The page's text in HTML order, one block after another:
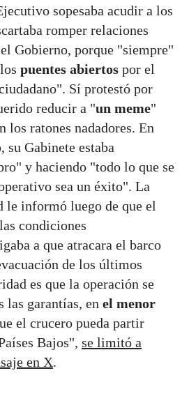
sopesaba acudir a los
romper relaciones
Gobierno, porque "siempre"
puentes abiertos por el
Sí protestó por
reducir a "un meme"
los ratones nadadores. En
Gabinete estaba
y haciendo "todo lo que se
sea un éxito". La
le informó luego de que el
condiciones
a que atracara el barco
de los últimos
es que la operación se
las garantías, en el menor
el crucero pueda partir
Bajos", se limitó a
en X.